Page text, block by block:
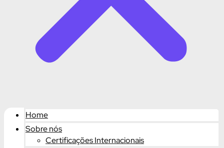
Home
Sobre nós
Certificações Internacionais